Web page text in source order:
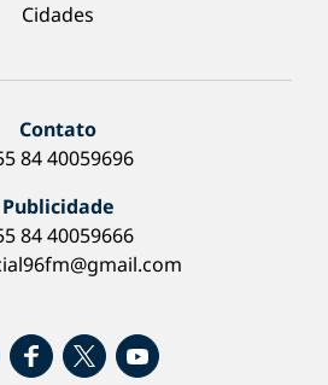
Cidades
Contato
84 40059696
Publicidade
84 40059666